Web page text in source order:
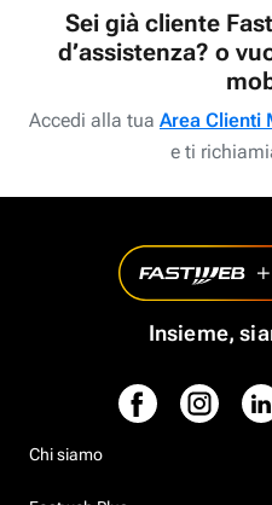
Sei già cliente
d’assistenza? o
Accedi alla tua Area Clienti
e ti
Insieme,
Chi siamo